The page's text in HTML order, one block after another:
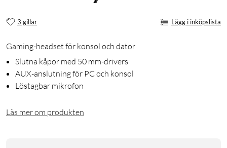
3 gillar Lägg i inköpslista
Gaming-headset för konsol och dator
Slutna kåpor med 50 mm-drivers
AUX-anslutning för PC och konsol
Löstagbar mikrofon
Läs mer om produkten